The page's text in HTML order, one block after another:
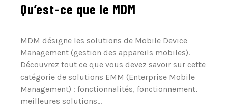
Qu’est-ce que le MDM
MDM désigne les solutions de Mobile Device
Management (gestion des appareils mobiles).
Découvrez tout ce que vous devez savoir sur cette
catégorie de solutions EMM (Enterprise Mobile
Management) : fonctionnalités, fonctionnement,
meilleures solutions…